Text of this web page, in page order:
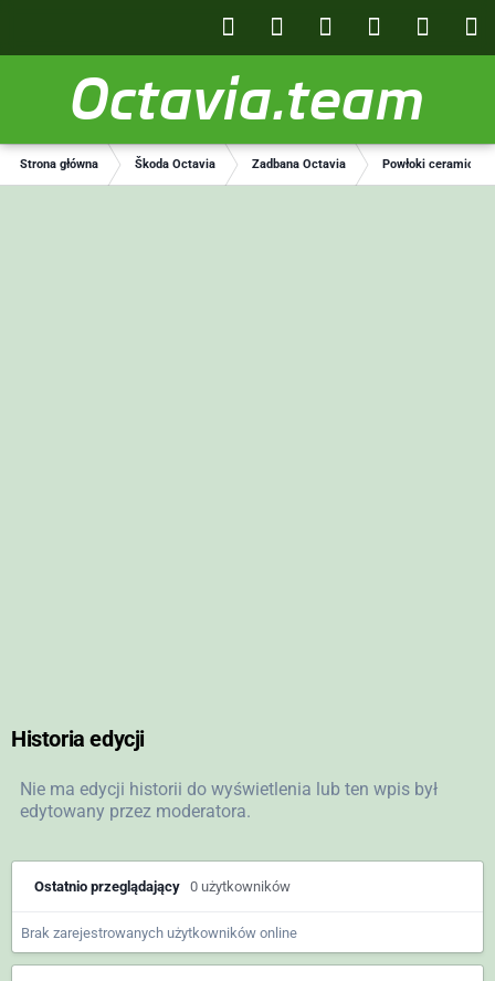
Octavia.team
Strona główna Škoda Octavia Zadbana Octavia Powłoki
Historia edycji
Nie ma edycji historii do wyświetlenia lub ten wpis był
edytowany przez moderatora.
Ostatnio przeglądający 0 użytkowników
Brak zarejestrowanych użytkowników online